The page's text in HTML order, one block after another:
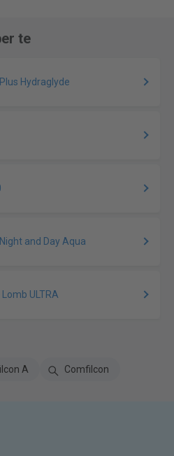
te
Hydraglyde
and Day Aqua
ULTRA
A Comfilcon